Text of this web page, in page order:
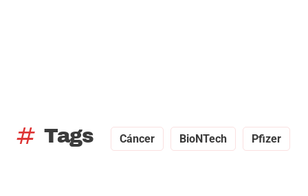
tag Tags Cáncer BioNTech Pfizer